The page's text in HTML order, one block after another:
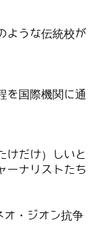
ような伝統校が
を国際機関に通
けだけ）しいと
ーナリストたち
オ・ジオン抗争